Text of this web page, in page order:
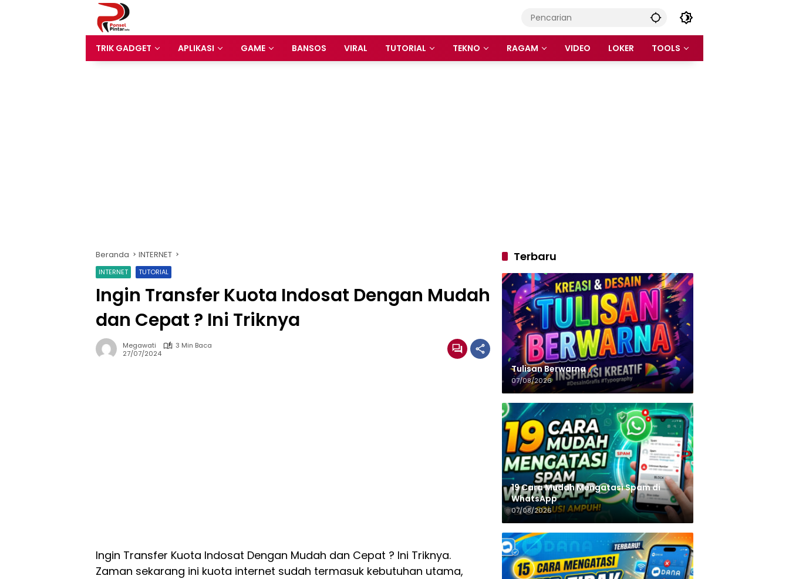
TRIK GADGET
APLIKASI GAME BANSOS VIRAL TUTORIAL TEKNO RAGAM VIDEO LOKER TOOLS
Beranda INTERNET
INTERNET TUTORIAL
Ingin Transfer Kuota Indosat Dengan Mudah
dan Cepat ? Ini Triknya
Megawati
3 Min Baca
27/07/2024
Ingin Transfer Kuota Indosat Dengan Mudah dan Cepat ? Ini Triknya.
Zaman sekarang ini kuota internet sudah termasuk kebutuhan utama,
Terbaru
Tulisan‌‌‌‌‌‌‌‌‌‌‌‌‌‌‌‌ Berwarna
07/08/2026
19 Cara Mudah Mengatasi Spam di
WhatsApp
07/08/2026